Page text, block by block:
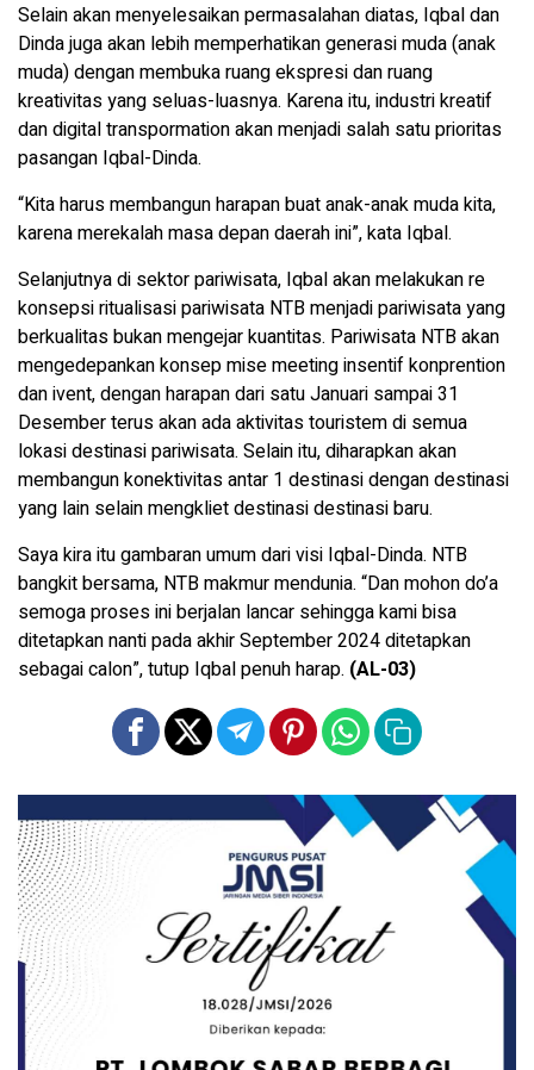
Selain akan menyelesaikan permasalahan diatas, Iqbal dan
Dinda juga akan lebih memperhatikan generasi muda (anak
muda) dengan membuka ruang ekspresi dan ruang
kreativitas yang seluas-luasnya. Karena itu, industri kreatif
dan digital transpormation akan menjadi salah satu prioritas
pasangan Iqbal-Dinda.
“Kita harus membangun harapan buat anak-anak muda kita,
karena merekalah masa depan daerah ini”, kata Iqbal.
Selanjutnya di sektor pariwisata, Iqbal akan melakukan re
konsepsi ritualisasi pariwisata NTB menjadi pariwisata yang
berkualitas bukan mengejar kuantitas. Pariwisata NTB akan
mengedepankan konsep mise meeting insentif konprention
dan ivent, dengan harapan dari satu Januari sampai 31
Desember terus akan ada aktivitas touristem di semua
lokasi destinasi pariwisata. Selain itu, diharapkan akan
membangun konektivitas antar 1 destinasi dengan destinasi
yang lain selain mengkliet destinasi destinasi baru.
Saya kira itu gambaran umum dari visi Iqbal-Dinda. NTB
bangkit bersama, NTB makmur mendunia. “Dan mohon do’a
semoga proses ini berjalan lancar sehingga kami bisa
ditetapkan nanti pada akhir September 2024 ditetapkan
sebagai calon”, tutup Iqbal penuh harap. (AL-03)